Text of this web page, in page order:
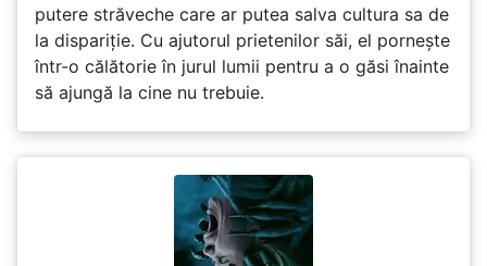
putere străveche care ar putea salva cultura sa de
la dispariție. Cu ajutorul prietenilor săi, el pornește
într-o călătorie în jurul lumii pentru a o găsi înainte
să ajungă la cine nu trebuie.